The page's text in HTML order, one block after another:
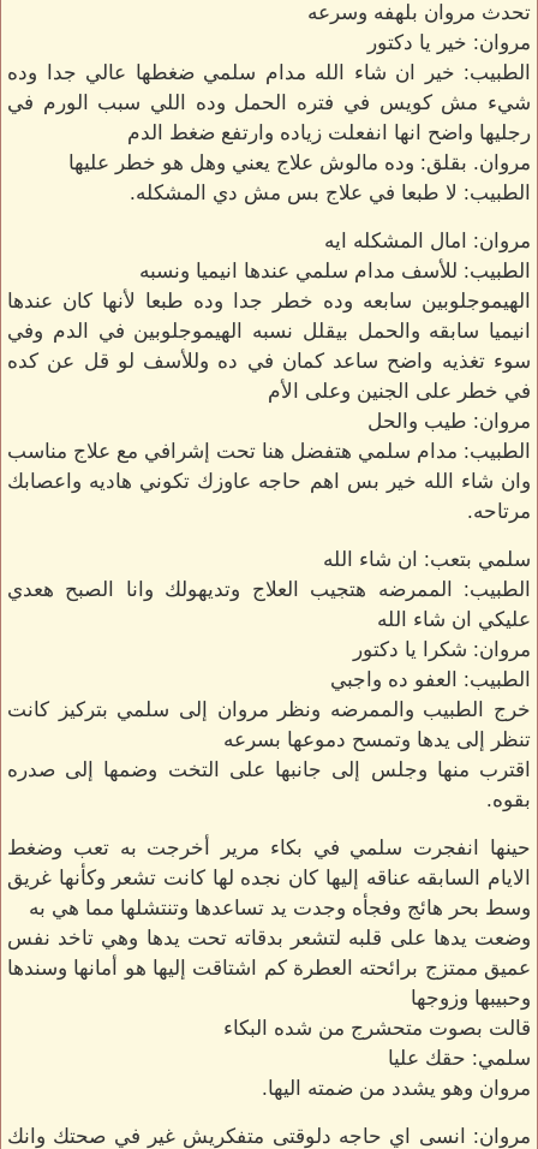
تحدث مروان بلهفه وسرعه
مروان: خير يا دكتور
الطبيب: خير ان شاء الله مدام سلمي ضغطها عالي جدا وده
شيء مش كويس في فتره الحمل وده اللي سبب الورم في
رجليها واضح انها انفعلت زياده وارتفع ضغط الدم
مروان. بقلق: وده مالوش علاج يعني وهل هو خطر عليها
الطبيب: لا طبعا في علاج بس مش دي المشكله.
مروان: امال المشكله ايه
الطبيب: للأسف مدام سلمي عندها انيميا ونسبه
الهيموجلوبين سابعه وده خطر جدا وده طبعا لأنها كان عندها
انيميا سابقه والحمل بيقلل نسبه الهيموجلوبين في الدم وفي
سوء تغذيه واضح ساعد كمان في ده وللأسف لو قل عن كده
في خطر على الجنين وعلى الأم
مروان: طيب والحل
الطبيب: مدام سلمي هتفضل هنا تحت إشرافي مع علاج مناسب
وان شاء الله خير بس اهم حاجه عاوزك تكوني هاديه واعصابك
مرتاحه.
سلمي بتعب: ان شاء الله
الطبيب: الممرضه هتجيب العلاج وتديهولك وانا الصبح هعدي
عليكي ان شاء الله
مروان: شكرا يا دكتور
الطبيب: العفو ده واجبي
خرج الطبيب والممرضه ونظر مروان إلى سلمي بتركيز كانت
تنظر إلى يدها وتمسح دموعها بسرعه
اقترب منها وجلس إلى جانبها على التخت وضمها إلى صدره
بقوه.
حينها انفجرت سلمي في بكاء مرير أخرجت به تعب وضغط
الايام السابقه عناقه إليها كان نجده لها كانت تشعر وكأنها غريق
وسط بحر هائج وفجأه وجدت يد تساعدها وتنتشلها مما هي به
وضعت يدها على قلبه لتشعر بدقاته تحت يدها وهي تاخد نفس
عميق ممتزج برائحته العطرة كم اشتاقت إليها هو أمانها وسندها
وحبيبها وزوجها
قالت بصوت متحشرج من شده البكاء
سلمي: حقك عليا
مروان وهو يشدد من ضمته اليها.
مروان: انسى اي حاجه دلوقتى متفكريش غير في صحتك وانك